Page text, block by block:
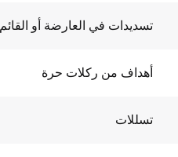
تسديدات في العارضة أو القائم
أهداف من ركلات حرة
تسللات